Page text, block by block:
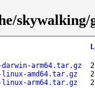
arm64.tar.gz
amd64.tar.gz
linux-arm64.tar.gz